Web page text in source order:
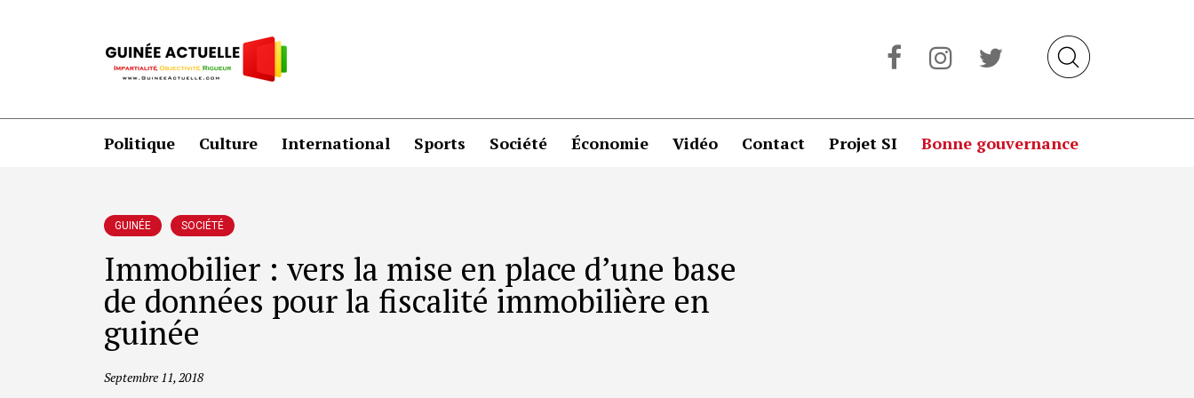
Politique Culture International Sports Société Économie Vidéo Contact Projet SI Bonne gouvernance
GUINÉE SOCIÉTÉ
Immobilier : vers la mise en place d’une base
de données pour la fiscalité immobilière en
guinée
Septembre 11, 2018